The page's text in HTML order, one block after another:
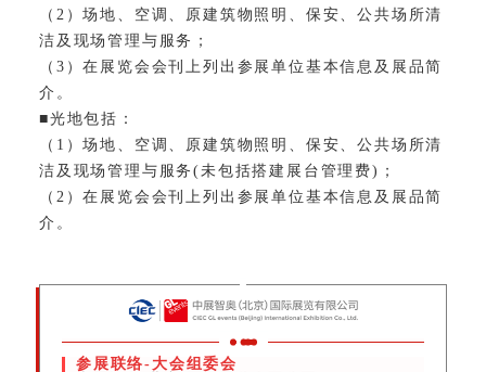
（2）场地、空调、原建筑物照明、保安、公共场所清
洁及现场管理与服务；
（3）在展览会会刊上列出参展单位基本信息及展品简
介。
■光地包括：
（1）场地、空调、原建筑物照明、保安、公共场所清
洁及现场管理与服务(未包括搭建展台管理费)；
（2）在展览会会刊上列出参展单位基本信息及展品简
介。
参展联络-大会组委会